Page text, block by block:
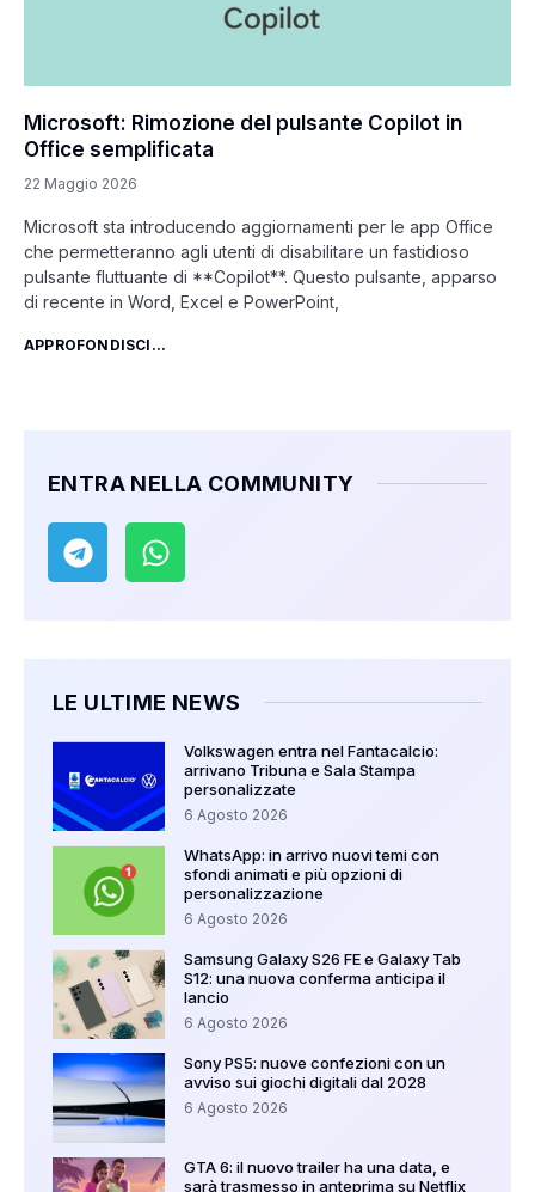
Microsoft: Rimozione del pulsante Copilot in
Office semplificata
22 Maggio 2026
Microsoft sta introducendo aggiornamenti per le app Office
che permetteranno agli utenti di disabilitare un fastidioso
pulsante fluttuante di **Copilot**. Questo pulsante, apparso
di recente in Word, Excel e PowerPoint,
APPROFONDISCI...
ENTRA NELLA COMMUNITY
LE ULTIME NEWS
Volkswagen entra nel Fantacalcio:
arrivano Tribuna e Sala Stampa
personalizzate
6 Agosto 2026
WhatsApp: in arrivo nuovi temi con
sfondi animati e più opzioni di
personalizzazione
6 Agosto 2026
Samsung Galaxy S26 FE e Galaxy Tab
S12: una nuova conferma anticipa il
lancio
6 Agosto 2026
Sony PS5: nuove confezioni con un
avviso sui giochi digitali dal 2028
6 Agosto 2026
GTA 6: il nuovo trailer ha una data, e
sarà trasmesso in anteprima su Netflix